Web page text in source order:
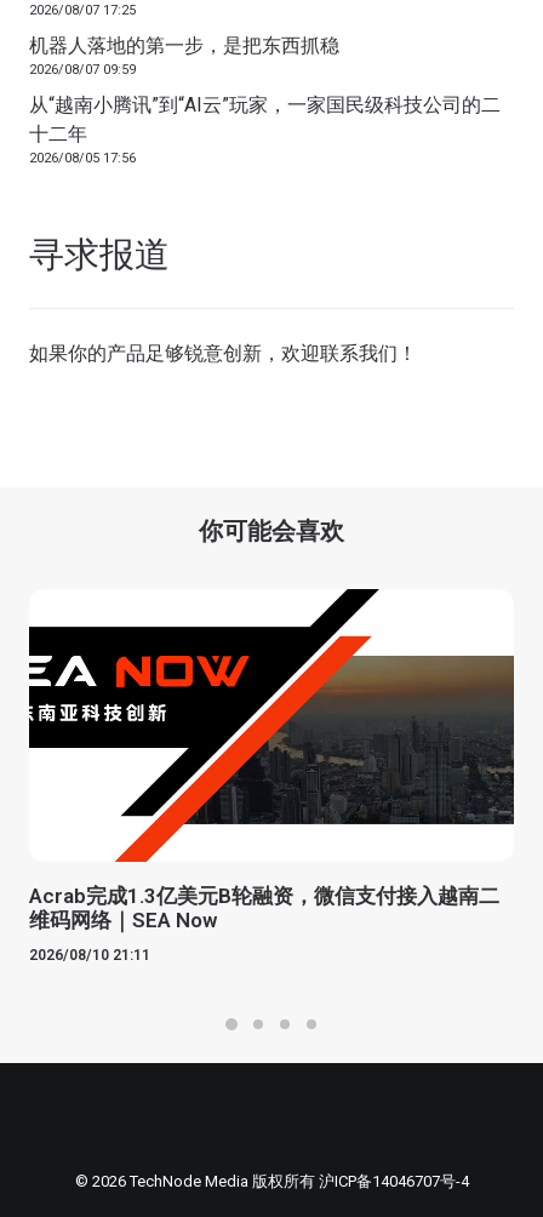
2026/08/07 17:25
机器人落地的第一步，是把东西抓稳
2026/08/07 09:59
从“越南小腾讯”到“AI云”玩家，一家国民级科技公司的二
十二年
2026/08/05 17:56
寻求报道
如果你的产品足够锐意创新，欢迎联系我们 ！
你可能会喜欢
Acrab完成1.3亿美元B轮融资，微信支付接入越南二
维码网络｜SEA Now
2026/08/10 21:11
© 2026 TechNode Media 版权所有 沪ICP备14046707号-4